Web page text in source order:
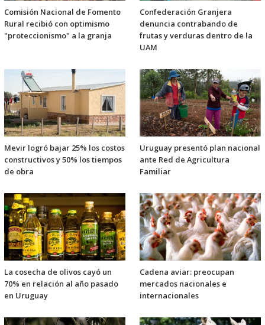
Comisión Nacional de Fomento
Rural recibió con optimismo
"proteccionismo" a la granja
Confederación Granjera
denuncia contrabando de
frutas y verduras dentro de la
UAM
Mevir logró bajar 25% los costos
constructivos y 50% los tiempos
de obra
Uruguay presentó plan nacional
ante Red de Agricultura
Familiar
La cosecha de olivos cayó un
70% en relación al año pasado
en Uruguay
Cadena aviar: preocupan
mercados nacionales e
internacionales